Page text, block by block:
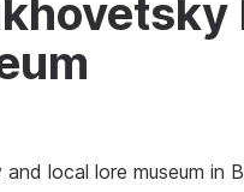
and local lore museum in